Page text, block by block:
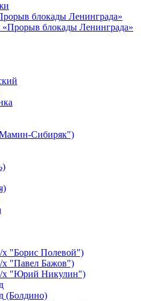
блокады Ленинграда»
«Прорыв блокады Ленинграда»
Сибиряк")
"Борис Полевой")
"Павел Бажов")
х "Юрий Никулин")
(Болдино)